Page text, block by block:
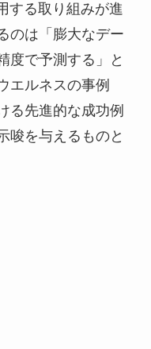
する取り組みが進
のは「膨大なデー
度で予測する」と
エルネスの事例
る先進的な成功例
唆を与えるものと